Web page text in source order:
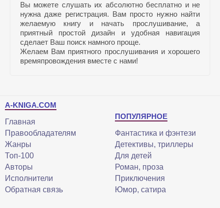
Вы можете слушать их абсолютно бесплатно и не
нужна даже регистрация. Вам просто нужно найти
желаемую книгу и начать прослушивание, а
приятный простой дизайн и удобная навигация
сделает Ваш поиск намного проще.
Желаем Вам приятного прослушивания и хорошего
времяпровождения вместе с нами!
A-KNIGA.COM
Главная
Правообладателям
Жанры
Топ-100
Авторы
Исполнители
Обратная связь
ПОПУЛЯРНОЕ
Фантастика и фэнтези
Детективы, триллеры
Для детей
Роман, проза
Приключения
Юмор, сатира